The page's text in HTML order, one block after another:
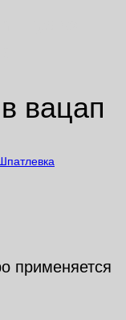
вацап
применяется